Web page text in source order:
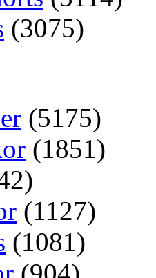
(3075)
(5175)
(1851)
(1127)
(1081)